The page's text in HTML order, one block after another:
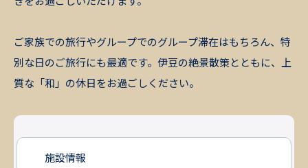
ご家族での旅行やグループでのグループ滞在はもちろん、特
別な日のご旅行にも最適です。伊豆の絶景散策とともに、上
質な「和」の休日をお過ごしください。
施設情報